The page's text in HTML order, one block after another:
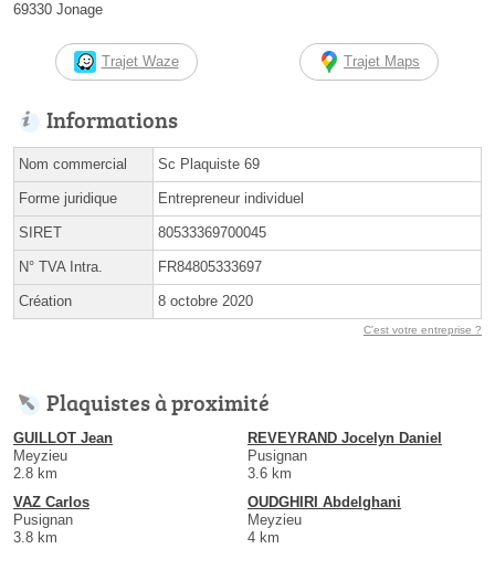
69330 Jonage
Trajet Waze Trajet Maps
Informations
Nom commercial Sc Plaquiste 69
Forme juridique Entrepreneur individuel
SIRET 80533369700045
N° TVA Intra. FR84805333697
Création 8 octobre 2020
C'est votre entreprise ?
Plaquistes à proximité
GUILLOT Jean
Meyzieu
2.8 km
REVEYRAND Jocelyn Daniel
Pusignan
3.6 km
VAZ Carlos
Pusignan
3.8 km
OUDGHIRI Abdelghani
Meyzieu
4 km